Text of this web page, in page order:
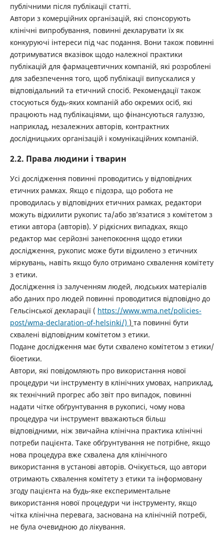
публічними після публікації статті.
Автори з комерційних організацій, які спонсорують
клінічні випробування, повинні декларувати їх як
конкуруючі інтереси під час подання. Вони також повинні
дотримуватися вказівок щодо належної практики
публікацій для фармацевтичних компаній, які розроблені
для забезпечення того, щоб публікації випускалися у
відповідальний та етичний спосіб. Рекомендації також
стосуються будь-яких компаній або окремих осіб, які
працюють над публікаціями, що фінансуються галуззю,
наприклад, незалежних авторів, контрактних
дослідницьких організацій і комунікаційних компаній.
2.2. Права людини і тварин
Усі дослідження повинні проводитись у відповідних
етичних рамках. Якщо є підозра, що робота не
проводилась у відповідних етичних рамках, редактори
можуть відхилити рукопис та/або зв’язатися з комітетом з
етики автора (авторів). У рідкісних випадках, якщо
редактор має серйозні занепокоєння щодо етики
дослідження, рукопис може бути відхилено з етичних
міркувань, навіть якщо було отримано схвалення комітету
з етики.
Дослідження із залученням людей, людських матеріалів
або даних про людей повинні проводитися відповідно до
Гельсінської декларації ( https://www.wma.net/policies-
post/wma-declaration-of-helsinki/) ) та повинні бути
схвалені відповідним комітетом з етики.
Подане дослідження має бути схвалено комітетом з етики/
біоетики.
Автори, які повідомляють про використання нової
процедури чи інструменту в клінічних умовах, наприклад,
як технічний прогрес або звіт про випадок, повинні
надати чітке обґрунтування в рукописі, чому нова
процедура чи інструмент вважаються більш
відповідними, ніж звичайна клінічна практика клінічні
потреби пацієнта. Таке обґрунтування не потрібне, якщо
нова процедура вже схвалена для клінічного
використання в установі авторів. Очікується, що автори
отримають схвалення комітету з етики та інформовану
згоду пацієнта на будь-яке експериментальне
використання нової процедури чи інструменту, якщо
чітка клінічна перевага, заснована на клінічній потребі,
не була очевидною до лікування.